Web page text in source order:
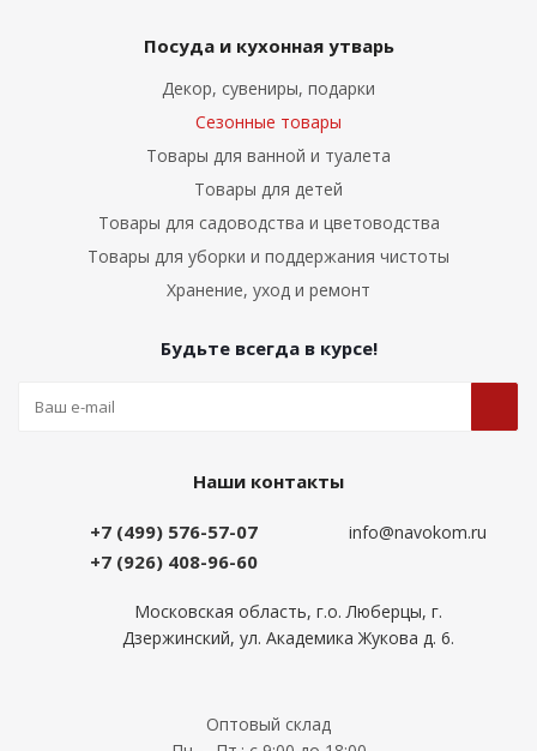
Посуда и кухонная утварь
Декор, сувениры, подарки
Сезонные товары
Товары для ванной и туалета
Товары для детей
Товары для садоводства и цветоводства
Товары для уборки и поддержания чистоты
Хранение, уход и ремонт
Будьте всегда в курсе!
Наши контакты
+7 (499) 576-57-07
+7 (926) 408-96-60
info@navokom.ru
Московская область, г.о. Люберцы, г.
Дзержинский, ул. Академика Жукова д. 6.
Оптовый склад